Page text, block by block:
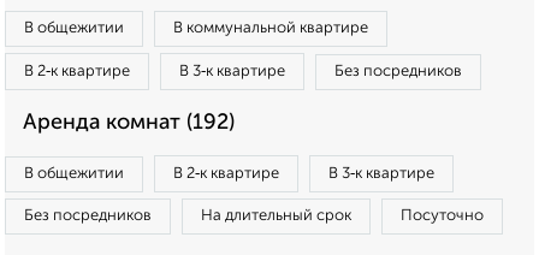
В общежитии В коммунальной квартире
В 2‑к квартире В 3‑к квартире Без посредников
Аренда комнат (192)
В общежитии В 2‑к квартире В 3‑к квартире
Без посредников На длительный срок Посуточно